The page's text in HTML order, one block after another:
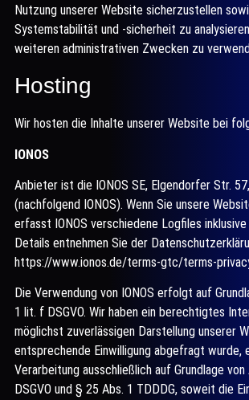
Nutzung unserer Website sicherzustellen
Systemstabilität und -sicherheit zu
weiteren administrativen Zwecken zu
Hosting
Wir hosten die Inhalte unserer Website bei
IONOS
Anbieter ist die IONOS SE, Elgendorfer Str.
(nachfolgend IONOS). Wenn Sie unsere
erfasst IONOS verschiedene Logfiles
Details entnehmen Sie der
https://www.ionos.de/terms-gtc/terms-
Die Verwendung von IONOS erfolgt auf
1 lit. f DSGVO. Wir haben ein berechtigtes
möglichst zuverlässigen Darstellung unserer
entsprechende Einwilligung abgefragt wurde,
Verarbeitung ausschließlich auf Grundlage
DSGVO und § 25 Abs. 1 TDDDG, soweit die